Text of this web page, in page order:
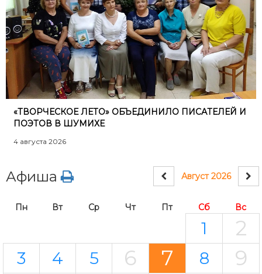
«ТВОРЧЕСКОЕ ЛЕТО» ОБЪЕДИНИЛО ПИСАТЕЛЕЙ И
ПОЭТОВ В ШУМИХЕ
4 августа 2026
Афиша Август 2026
Пн Вт Ср Чт Пт Сб Вс
1 2
3 4 5 6 7 8 9